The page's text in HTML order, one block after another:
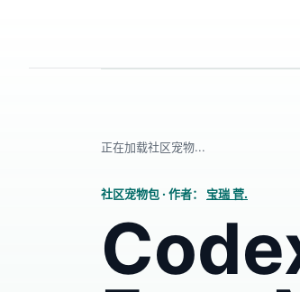
正在加载社区宠物...
社区宠物包 · 作者： 宝瑞 菅.